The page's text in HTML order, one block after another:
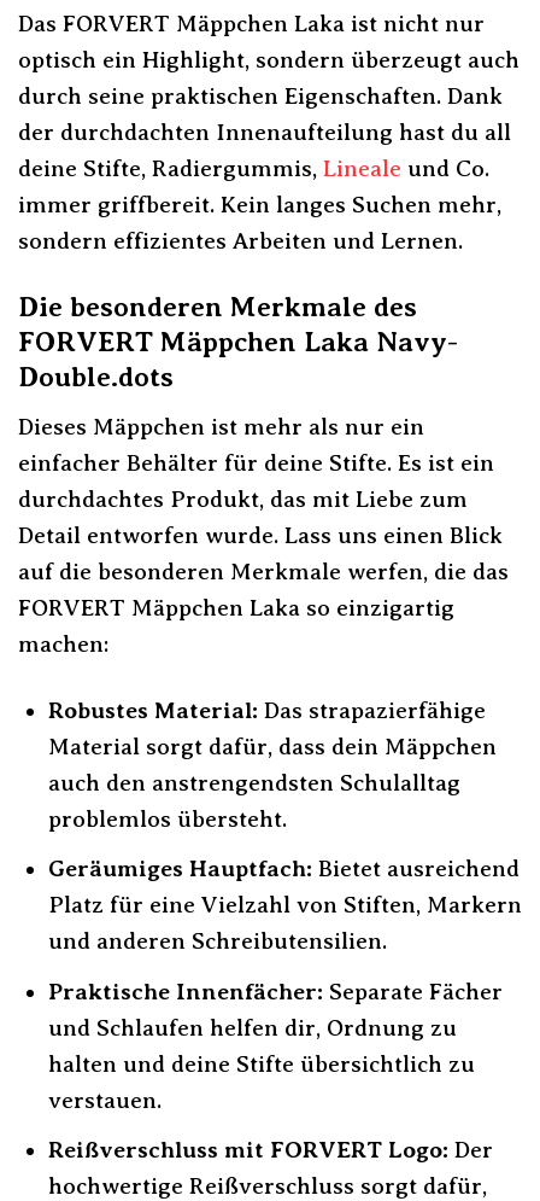
Das FORVERT Mäppchen Laka ist nicht nur
optisch ein Highlight, sondern überzeugt auch
durch seine praktischen Eigenschaften. Dank
der durchdachten Innenaufteilung hast du all
deine Stifte, Radiergummis, Lineale und Co.
immer griffbereit. Kein langes Suchen mehr,
sondern effizientes Arbeiten und Lernen.
Die besonderen Merkmale des
FORVERT Mäppchen Laka Navy-
Double.dots
Dieses Mäppchen ist mehr als nur ein
einfacher Behälter für deine Stifte. Es ist ein
durchdachtes Produkt, das mit Liebe zum
Detail entworfen wurde. Lass uns einen Blick
auf die besonderen Merkmale werfen, die das
FORVERT Mäppchen Laka so einzigartig
machen:
Robustes Material: Das strapazierfähige
Material sorgt dafür, dass dein Mäppchen
auch den anstrengendsten Schulalltag
problemlos übersteht.
Geräumiges Hauptfach: Bietet ausreichend
Platz für eine Vielzahl von Stiften, Markern
und anderen Schreibutensilien.
Praktische Innenfächer: Separate Fächer
und Schlaufen helfen dir, Ordnung zu
halten und deine Stifte übersichtlich zu
verstauen.
Reißverschluss mit FORVERT Logo: Der
hochwertige Reißverschluss sorgt dafür,